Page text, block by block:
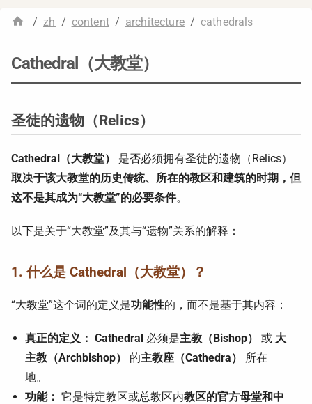
/ zh / content / architecture / cathedrals
Cathedral（大教堂）
圣徒的遗物（Relics）
Cathedral（大教堂）
是否必须拥有圣徒的遗物（Relics）
取决于该大教堂的历史传统、所在的教区和建筑的时期，但
这不是其成为“大教堂”的必要条件。
以下是关于“大教堂”及其与“遗物”关系的解释：
1. 什么是 Cathedral（大教堂）？
“大教堂”这个词的定义是功能性的，而不是基于其内容：
真正的定义： Cathedral 必须是主教（Bishop） 或 大
主教（Archbishop）
的主教座（Cathedra）
所在
地。
功能： 它是特定教区或总教区内教区的官方母堂和中